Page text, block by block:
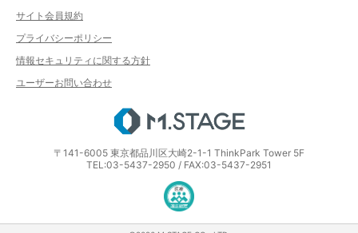
サイト会員規約
プライバシーポリシー
情報セキュリティに関する方針
ユーザーお問い合わせ
〒141-6005 東京都品川区大崎2-1-1 ThinkPark Tower 5F
TEL:03-5437-2950 / FAX:03-5437-2951